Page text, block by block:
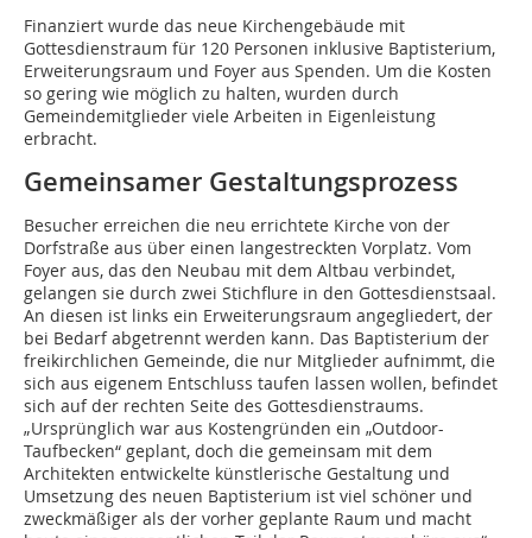
Finanziert wurde das neue Kirchengebäude mit
Gottesdienstraum für 120 Personen inklusive Baptisterium,
Erweiterungsraum und Foyer aus Spenden. Um die Kosten
so gering wie möglich zu halten, wurden durch
Gemeindemitglieder viele Arbeiten in Eigenleistung
erbracht.
Gemeinsamer Gestaltungsprozess
Besucher erreichen die neu errichtete Kirche von der
Dorfstraße aus über einen langestreckten Vorplatz. Vom
Foyer aus, das den Neubau mit dem Altbau verbindet,
gelangen sie durch zwei Stichflure in den Gottesdienstsaal.
An diesen ist links ein Erweiterungsraum angegliedert, der
bei Bedarf abgetrennt werden kann. Das Baptisterium der
freikirchlichen Gemeinde, die nur Mitglieder aufnimmt, die
sich aus eigenem Entschluss taufen lassen wollen, befindet
sich auf der rechten Seite des Gottesdienstraums.
„Ursprünglich war aus Kostengründen ein „Outdoor-
Taufbecken“ geplant, doch die gemeinsam mit dem
Architekten entwickelte künstlerische Gestaltung und
Umsetzung des neuen Baptisterium ist viel schöner und
zweckmäßiger als der vorher geplante Raum und macht